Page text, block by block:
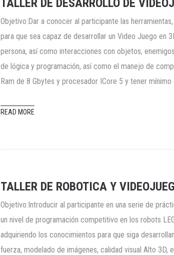
TALLER DE DESARROLLO DE
Objetivo:Dar a conocer al participante las
para que sea capaz de desarrollar un Video Juego en
persona, así como interacciones con objetos,
de lógica y programación, así como el manejo de
Ram de 8 Gbytes y procesador ICore 5 y tener
READ MORE
TALLER DE ROBOTICA Y
Objetivo:Introducir al participante en una serie de
un nivel de programación competitivo en los robots
adquiriendo los conocimientos para que siga
fuerza, modelado de imágenes, calidad visual Alto 3D,